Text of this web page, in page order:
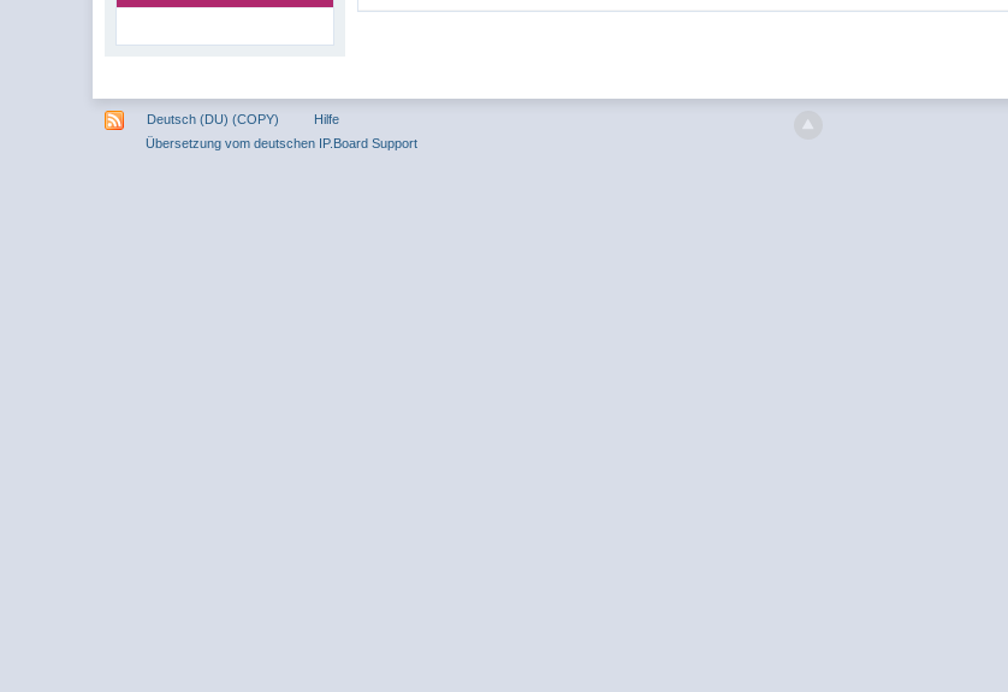
Deutsch (DU) (COPY)
Hilfe
Übersetzung vom deutschen IP.Board Support